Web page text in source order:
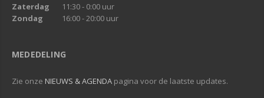
Zaterdag
11:30 - 0:00 uur
Zondag
16:00 - 20:00 uur
MEDEDELING
Zie onze NIEUWS & AGENDA pagina voor de laatste updates.